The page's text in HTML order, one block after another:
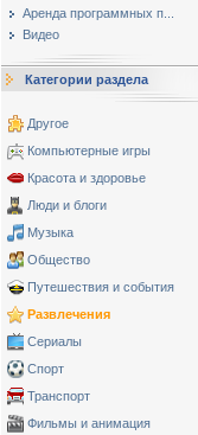
Аренда программных п...
Видео
Категории раздела
Другое
Компьютерные игры
Красота и здоровье
Люди и блоги
Музыка
Общество
Путешествия и события
Развлечения
Сериалы
Спорт
Транспорт
Фильмы и анимация